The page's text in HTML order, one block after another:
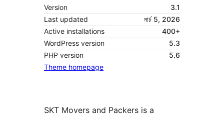
Version
3.1
Last updated
মাৰ্চ 5, 2026
Active installations
400+
WordPress version
5.3
PHP version
5.6
Theme homepage
SKT Movers and Packers is a